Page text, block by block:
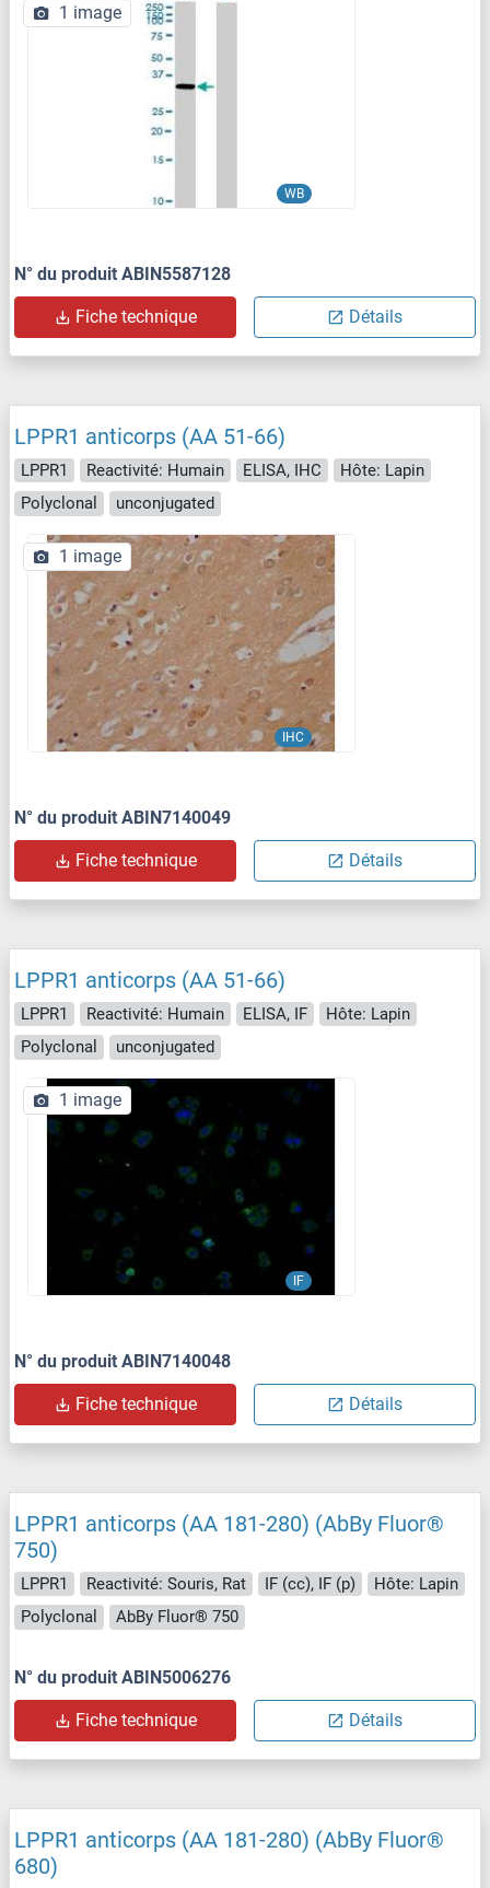
WB
1 image
N° du produit ABIN5587128
Fiche technique Détails
LPPR1 anticorps (AA 51-66)
LPPR1 Reactivité: Humain ELISA, IHC
Hôte: Lapin
Polyclonal
unconjugated
IHC
1 image
N° du produit ABIN7140049
Fiche technique Détails
LPPR1 anticorps (AA 51-66)
LPPR1 Reactivité: Humain ELISA, IF
Hôte: Lapin
Polyclonal
unconjugated
IF
1 image
N° du produit ABIN7140048
Fiche technique Détails
LPPR1 anticorps (AA 181-280) (AbBy Fluor®
750)
LPPR1 Reactivité: Souris, Rat IF (cc), IF (p)
Hôte: Lapin
Polyclonal
AbBy Fluor® 750
N° du produit ABIN5006276
Fiche technique Détails
LPPR1 anticorps (AA 181-280) (AbBy Fluor®
680)